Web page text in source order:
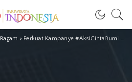
Ragam > Perkuat Kampanye #AksiCintaBumi, Blibli Ajak Pelanggan Kurangi Sampah Kemasan Belanja Online